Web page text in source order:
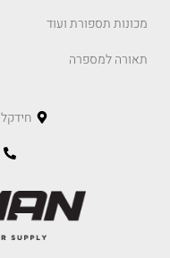
מכונות תספורת ועוד
תאורה למספרה
חידקל 9 איזור התעשיה יבנה